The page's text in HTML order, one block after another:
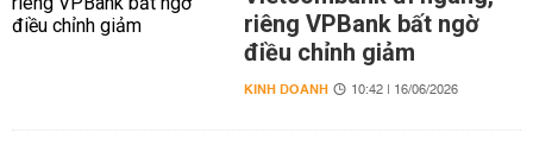
riêng VPBank bất ngờ
điều chỉnh giảm
KINH DOANH 10:42 | 16/06/2026